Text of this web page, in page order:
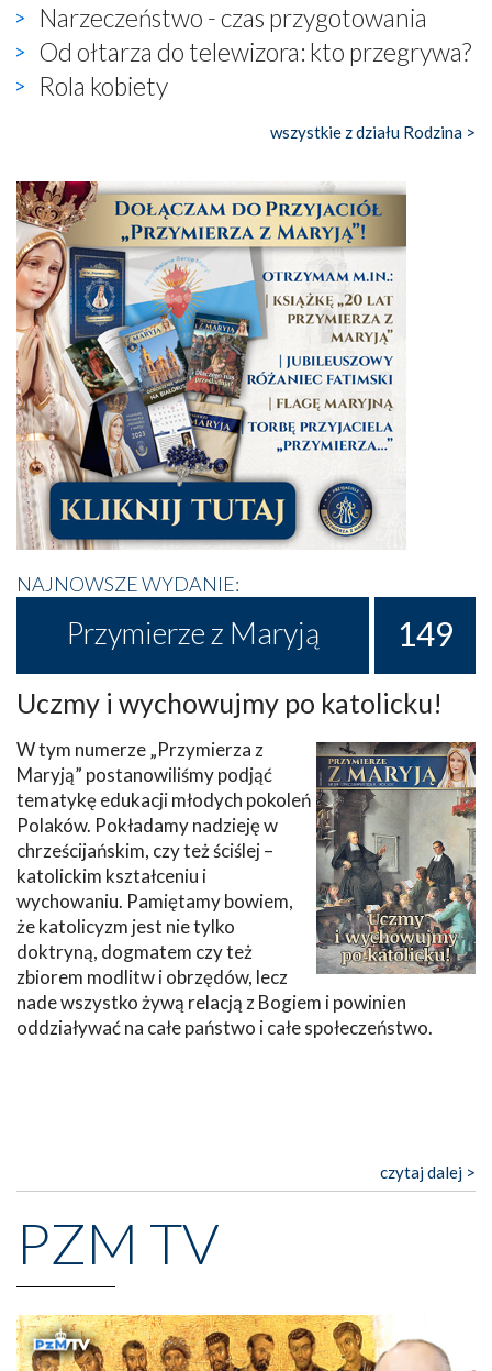
Narzeczeństwo - czas przygotowania
Od ołtarza do telewizora: kto przegrywa?
Rola kobiety
wszystkie z działu Rodzina >
NAJNOWSZE WYDANIE:
Przymierze z Maryją 149
Uczmy i wychowujmy po katolicku!
W tym numerze „Przymierza z
Maryją” postanowiliśmy podjąć
tematykę edukacji młodych pokoleń
Polaków. Pokładamy nadzieję w
chrześcijańskim, czy też ściślej –
katolickim kształceniu i
wychowaniu. Pamiętamy bowiem,
że katolicyzm jest nie tylko
doktryną, dogmatem czy też
zbiorem modlitw i obrzędów, lecz
nade wszystko żywą relacją z Bogiem i powinien
oddziaływać na całe państwo i całe społeczeństwo.
czytaj dalej >
PZM TV